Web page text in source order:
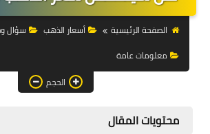
التجارة
التسويق
الصفحة الرئيسية أسعار الذهب
سؤال
معلومات عامة
الحجم
محتويات المقال